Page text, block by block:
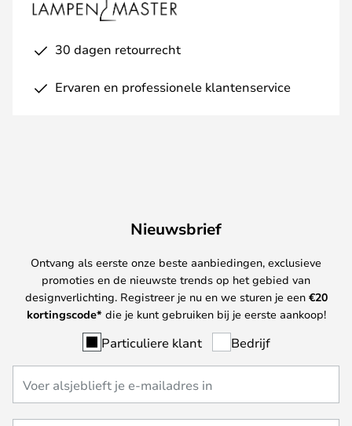
30 dagen retourrecht
Ervaren en professionele klantenservice
Nieuwsbrief
Ontvang als eerste onze beste aanbiedingen, exclusieve
promoties en de nieuwste trends op het gebied van
designverlichting. Registreer je nu en we sturen je een €20
kortingscode* die je kunt gebruiken bij je eerste aankoop!
Particuliere klant Bedrijf